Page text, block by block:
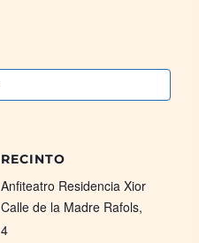
RECINTO
Anfiteatro Residencia Xior
Calle de la Madre Rafols,
4